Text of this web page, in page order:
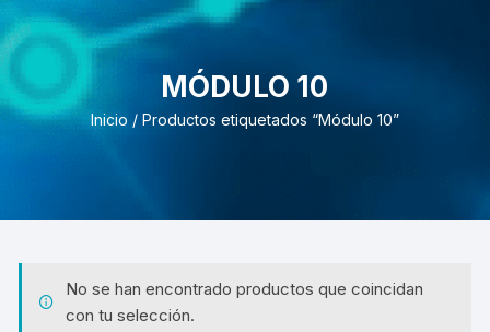
MÓDULO 10
Inicio / Productos etiquetados “Módulo 10”
No se han encontrado productos que coincidan
con tu selección.